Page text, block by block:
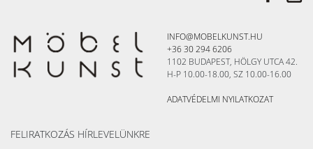
INFO@MOBELKUNST.HU
+36 30 294 6206
1102 BUDAPEST, HÖLGY UTCA 42.
H-P 10.00-18.00, SZ 10.00-16.00
ADATVÉDELMI NYILATKOZAT
FELIRATKOZÁS HÍRLEVELÜNKRE